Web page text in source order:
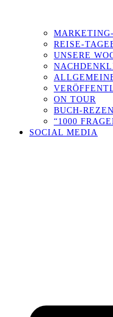
REISE-
UNSERE
ON TOUR
BUCH-
“1000
SOCIAL MEDIA